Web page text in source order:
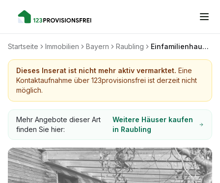
Startseite Immobilien Bayern Raubling Einfamilienhaus im Alpenvorland
Dieses Inserat ist nicht mehr aktiv vermarktet. Eine
Kontaktaufnahme über 123provisionsfrei ist derzeit nicht
möglich.
Mehr Angebote dieser Art
finden Sie hier:
Weitere Häuser kaufen
in Raubling